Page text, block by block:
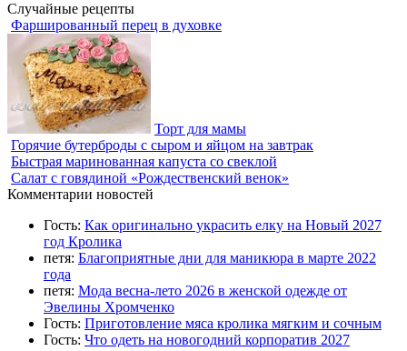
Случайные рецепты
Фаршированный перец в духовке
Торт для мамы
Горячие бутерброды с сыром и яйцом на завтрак
Быстрая маринованная капуста со свеклой
Салат с говядиной «Рождественский венок»
Комментарии новостей
Гость: Как оригинально украсить елку на Новый 2027
год Кролика
петя: Благоприятные дни для маникюра в марте 2022
года
петя: Мода весна-лето 2026 в женской одежде от
Эвелины Хромченко
Гость: Приготовление мяса кролика мягким и сочным
Гость: Что одеть на новогодний корпоратив 2027